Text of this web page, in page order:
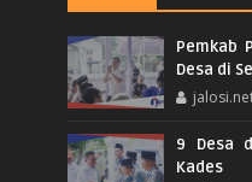
Pemkab
Desa di
9 Desa
Kades